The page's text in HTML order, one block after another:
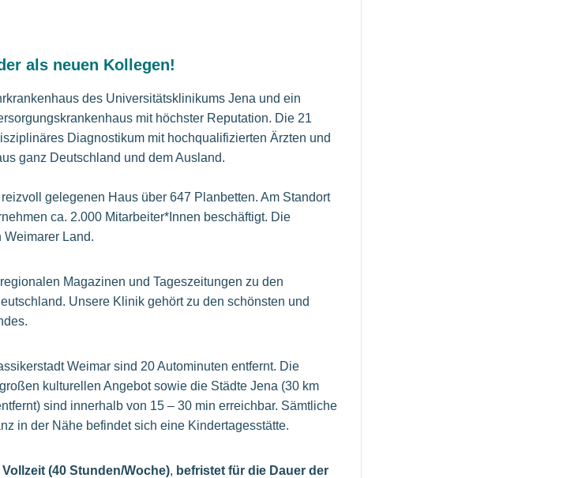
als neuen Kollegen!
des Universitätsklinikums Jena und ein
mit höchster Reputation. Die 21
Diagnostikum mit hochqualifizierten Ärzten und
ganz Deutschland und dem Ausland.
gelegenen Haus über 647 Planbetten. Am Standort
ca. 2.000 Mitarbeiter*Innen beschäftigt. Die
Land.
Magazinen und Tageszeitungen zu den
Unsere Klinik gehört zu den schönsten und
Weimar sind 20 Autominuten entfernt. Die
kulturellen Angebot sowie die Städte Jena (30 km
sind innerhalb von 15 – 30 min erreichbar. Sämtliche
in der Nähe befindet sich eine Kindertagesstätte.
Vollzeit (40 Stunden/Woche), befristet für die Dauer der